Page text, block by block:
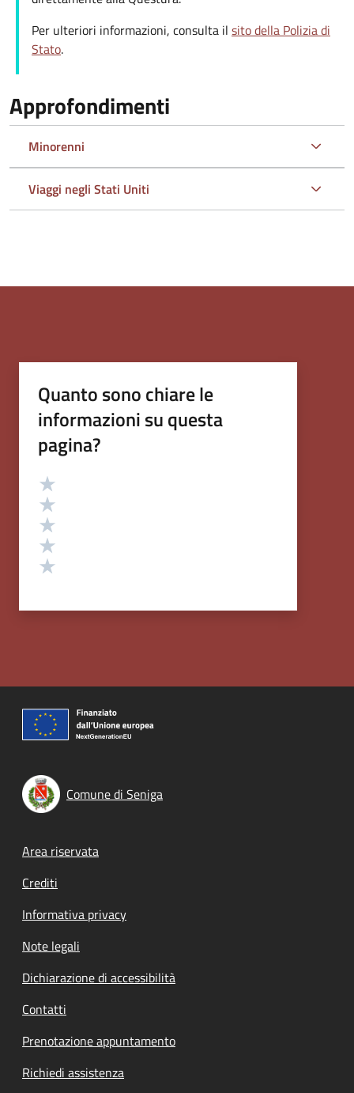
Per ulteriori informazioni, consulta il sito della Polizia di
Stato.
Approfondimenti
Minorenni
Viaggi negli Stati Uniti
Quanto sono chiare le
informazioni su questa
pagina?
Valutazione
Comune di Seniga
Footer menu
Area riservata
Crediti
Informativa privacy
Note legali
Dichiarazione di accessibilità
Contatti
Prenotazione appuntamento
Richiedi assistenza